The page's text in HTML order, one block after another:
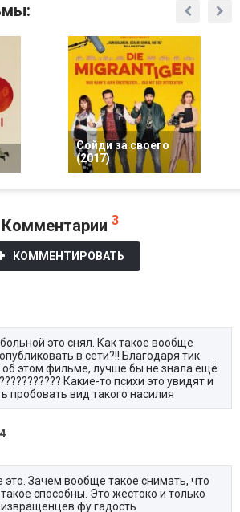
Сойди за своего
(2017)
Комментарии 3
КОММЕНТИРОВАТЬ
это снял. Как такое вообще
в сети?!! Благодаря тик
об этом фильме, лучше бы не знала ещё
Какие-то психи это увидят и
пробовать вид такого насилия
это. Зачем вообще такое снимать, что
способны. Это жестоко и только
фу гадость